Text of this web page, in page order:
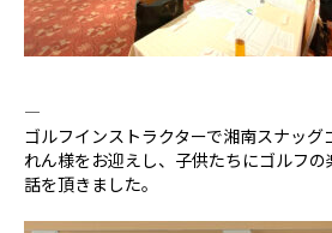
—
ゴルフインストラクターで湘南スナッ
れん様をお迎えし、子供たちにゴルフ
話を頂きました。